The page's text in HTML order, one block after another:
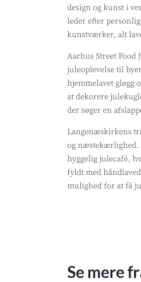
design og kunst i
leder efter
kunstværker, alt
Aarhus Street Food
juleoplevelse til
hjemmelavet gløgg
at dekorere
der søger en
Langenæskirkens
og næstekærlighed.
hyggelig julecafé,
fyldt med
mulighed for at få
Se mere